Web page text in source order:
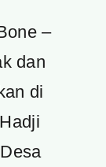
–
dan
di